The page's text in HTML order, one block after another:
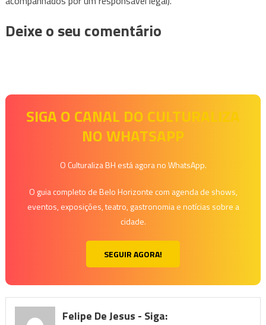
Deixe o seu comentário
SIGA O CANAL DO CULTURALIZA
NO WHATSAPP
O Culturaliza BH está agora no WhatsApp.
O guia completo de Belo Horizonte com agenda de shows,
eventos, exposições, teatro, gastronomia e notícias sobre a
cidade.
SEGUIR AGORA!
Felipe De Jesus - Siga: